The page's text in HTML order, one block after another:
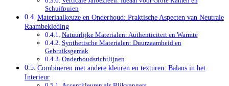
Schuifpuien
Materiaalkeuze en Onderhoud: Praktische Aspecten van Neutrale
Raambekleding
Natuurlijke Materialen: Authenticiteit en Warmte
Synthetische Materialen: Duurzaamheid en
Gebruiksgemak
Onderhoudsrichtlijnen
Combineren met andere kleuren en texturen: Balans in het
Interieur